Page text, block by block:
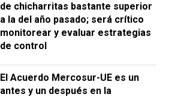
de chicharritas bastante superior
a la del año pasado; será crítico
monitorear y evaluar estrategias
de control
El Acuerdo Mercosur-UE es un
antes y un después en la